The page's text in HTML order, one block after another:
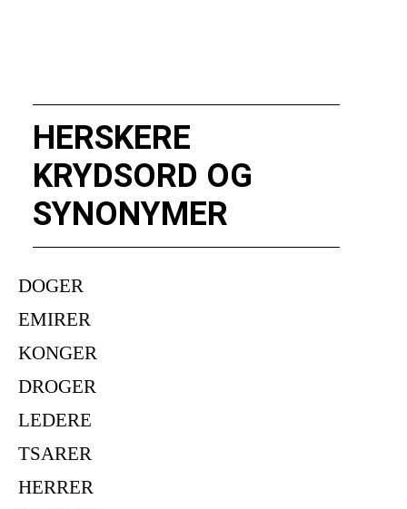
HERSKERE
KRYDSORD OG
SYNONYMER
DOGER
EMIRER
KONGER
DROGER
LEDERE
TSARER
HERRER